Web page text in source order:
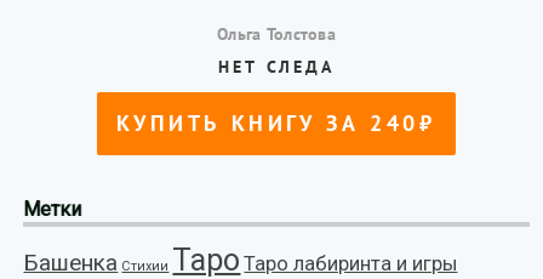
Метки
Башенка Стихии Таро Таро лабиринта и игры